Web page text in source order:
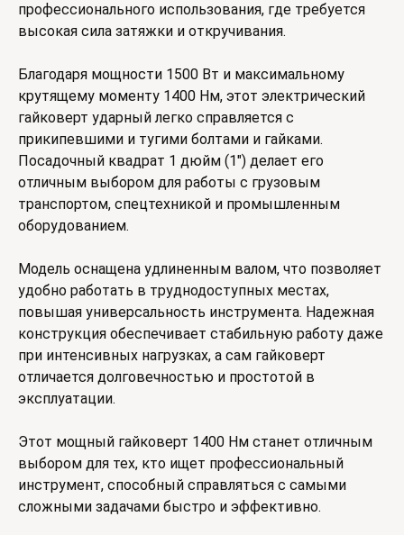
профессионального использования, где требуется
высокая сила затяжки и откручивания.
Благодаря мощности 1500 Вт и максимальному
крутящему моменту 1400 Нм, этот электрический
гайковерт ударный легко справляется с
прикипевшими и тугими болтами и гайками.
Посадочный квадрат 1 дюйм (1") делает его
отличным выбором для работы с грузовым
транспортом, спецтехникой и промышленным
оборудованием.
Модель оснащена удлиненным валом, что позволяет
удобно работать в труднодоступных местах,
повышая универсальность инструмента. Надежная
конструкция обеспечивает стабильную работу даже
при интенсивных нагрузках, а сам гайковерт
отличается долговечностью и простотой в
эксплуатации.
Этот мощный гайковерт 1400 Нм станет отличным
выбором для тех, кто ищет профессиональный
инструмент, способный справляться с самыми
сложными задачами быстро и эффективно.